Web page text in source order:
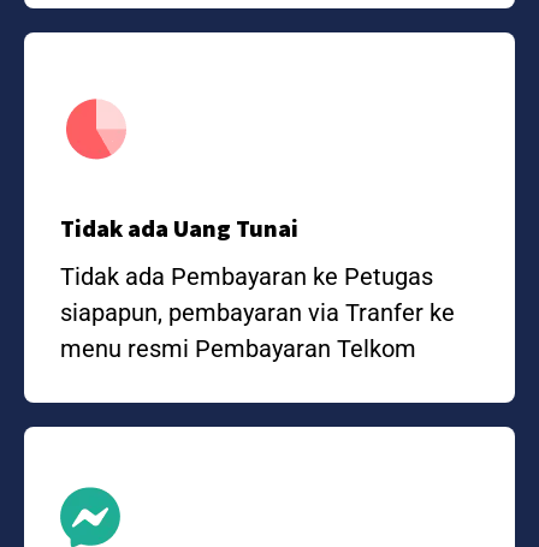
Tidak ada Uang Tunai
Tidak ada Pembayaran ke Petugas
siapapun, pembayaran via Tranfer ke
menu resmi Pembayaran Telkom